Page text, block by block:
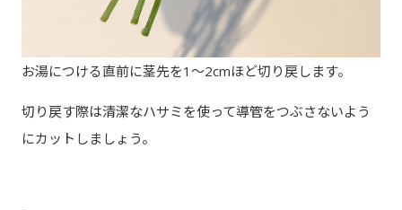
お湯につける直前に茎先を1～2cmほど切り戻します。
切り戻す際は清潔なハサミを使って導管をつぶさないよう
にカットしましょう。